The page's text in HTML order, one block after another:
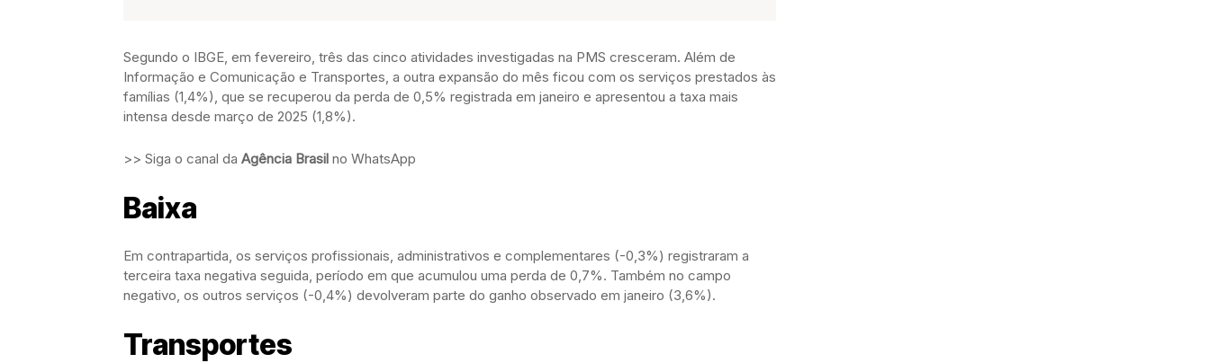
Segundo o IBGE, em fevereiro, três das cinco atividades investigadas na PMS cresceram. Além de
Informação e Comunicação e Transportes, a outra expansão do mês ficou com os serviços prestados às
famílias (1,4%), que se recuperou da perda de 0,5% registrada em janeiro e apresentou a taxa mais
intensa desde março de 2025 (1,8%).
>> Siga o canal da Agência Brasil no WhatsApp
Baixa
Em contrapartida, os serviços profissionais, administrativos e complementares (-0,3%) registraram a
terceira taxa negativa seguida, período em que acumulou uma perda de 0,7%. Também no campo
negativo, os outros serviços (-0,4%) devolveram parte do ganho observado em janeiro (3,6%).
Transportes